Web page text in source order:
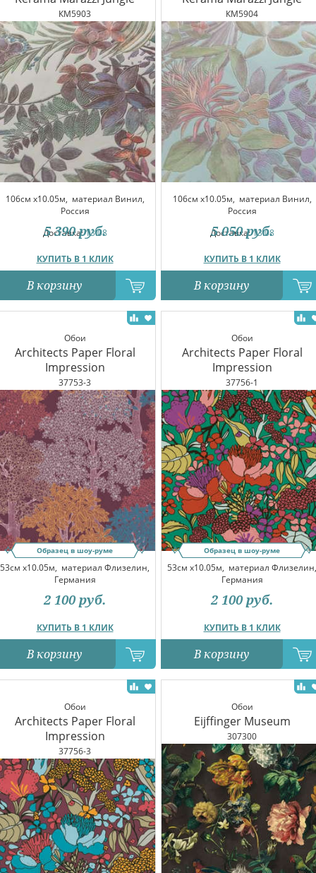
КМ5903
106см x10.05м, материал Винил,
Россия
Доставка:13.08
КУПИТЬ В 1 КЛИК
5 390 руб.
В корзину
КМ5904
106см x10.05м, материал Винил,
Россия
Доставка:13.08
КУПИТЬ В 1 КЛИК
5 050 руб.
В корзину
Обои
Architects Paper Floral
Impression
37753-3
Образец в шоу-руме
53см x10.05м, материал Флизелин,
Германия
КУПИТЬ В 1 КЛИК
2 100 руб.
В корзину
Обои
Architects Paper Floral
Impression
37756-1
Образец в шоу-руме
53см x10.05м, материал Флизелин,
Германия
КУПИТЬ В 1 КЛИК
2 100 руб.
В корзину
Обои
Architects Paper Floral
Impression
37756-3
Обои
Eijffinger Museum
307300